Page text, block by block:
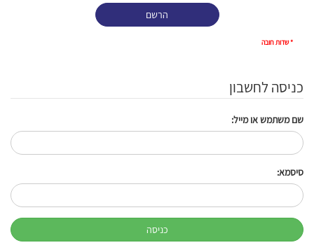
* שדות חובה
כניסה לחשבון
שם משתמש או מייל:
סיסמא: